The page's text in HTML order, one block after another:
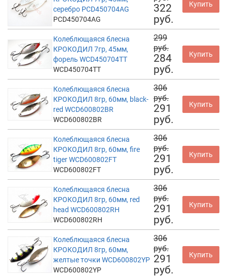
серебро PCD450704AG
PCD450704AG
322
руб.
Купить
Колеблющаяся блесна
КРОКОДИЛ 7гр, 45мм,
форель WCD450704TT
WCD450704TT
299
руб.
284
руб.
Купить
Колеблющаяся блесна
КРОКОДИЛ 8гр, 60мм, black-
red WCD600802BR
WCD600802BR
306
руб.
291
руб.
Купить
Колеблющаяся блесна
КРОКОДИЛ 8гр, 60мм, fire
tiger WCD600802FT
WCD600802FT
306
руб.
291
руб.
Купить
Колеблющаяся блесна
КРОКОДИЛ 8гр, 60мм, red
head WCD600802RH
WCD600802RH
306
руб.
291
руб.
Купить
Колеблющаяся блесна
КРОКОДИЛ 8гр, 60мм,
желтые точки WCD600802YP
WCD600802YP
306
руб.
291
руб.
Купить